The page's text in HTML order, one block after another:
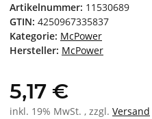
Artikelnummer: 11530689
GTIN: 4250967335837
Kategorie: McPower
Hersteller: McPower
5,17 €
inkl. 19% MwSt. , zzgl. Versand